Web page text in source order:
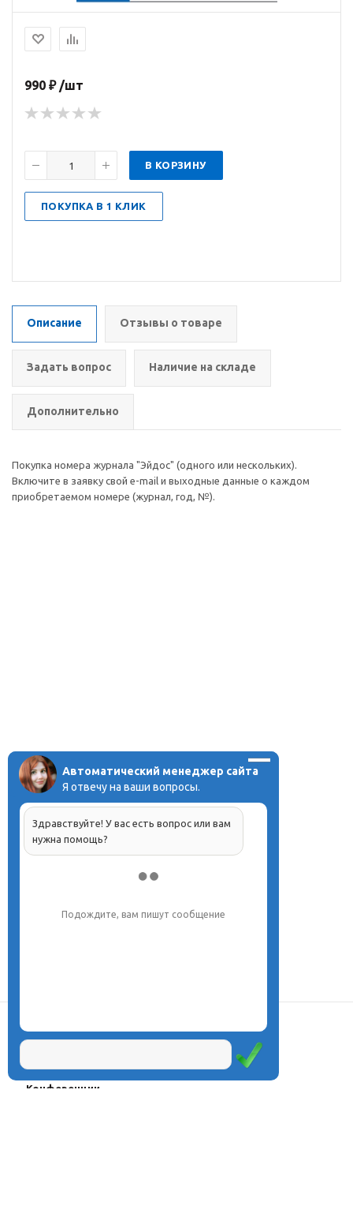
990 ₽ /шт
В КОРЗИНУ
ПОКУПКА В 1 КЛИК
Описание Отзывы о товаре
Задать вопрос Наличие на складе
Дополнительно
Покупка номера журнала "Эйдос" (одного или нескольких).
Включите в заявку свой e-mail и выходные данные о каждом
приобретаемом номере (журнал, год, №).
Проекты
Олимпиады
Конферeнции
Автоматический менеджер сайта
Я отвечу на ваши вопросы.
Здравствуйте! У вас есть вопрос или вам
нужна помощь?
Подождите, вам пишут сообщение